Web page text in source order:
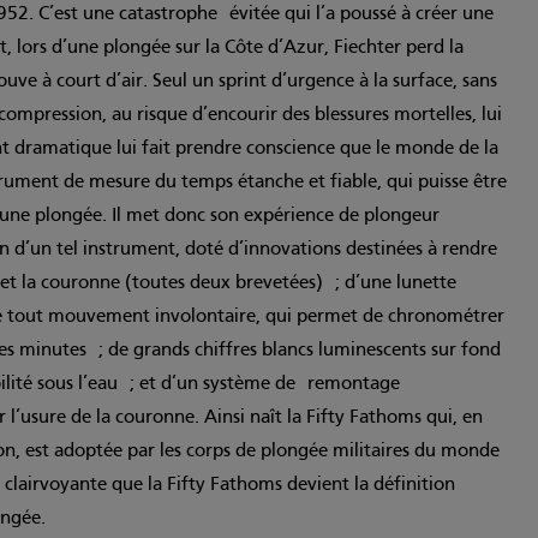
C’est une catastrophe évitée qui l’a poussé à créer une
lors d’une plongée sur la Côte d’Azur, Fiechter perd la
à court d’air. Seul un sprint d’urgence à la surface, sans
au risque d’encourir des blessures mortelles, lui
dramatique lui fait prendre conscience que le monde de la
de mesure du temps étanche et fiable, qui puisse être
plongée. Il met donc son expérience de plongeur
d’un tel instrument, doté d’innovations destinées à rendre
la couronne (toutes deux brevetées) ; d’une lunette
tout mouvement involontaire, qui permet de chronométrer
minutes ; de grands chiffres blancs luminescents sur fond
sous l’eau ; et d’un système de remontage
de la couronne. Ainsi naît la Fifty Fathoms qui, en
est adoptée par les corps de plongée militaires du monde
clairvoyante que la Fifty Fathoms devient la définition